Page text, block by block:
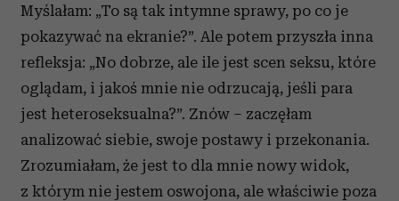
Myślałam: „To są tak intymne sprawy, po co je
pokazywać na ekranie?”. Ale potem przyszła inna
refleksja: „No dobrze, ale ile jest scen seksu, które
oglądam, i jakoś mnie nie odrzucają, jeśli para
jest heteroseksualna?”. Znów – zaczęłam
analizować siebie, swoje postawy i przekonania.
Zrozumiałam, że jest to dla mnie nowy widok,
z którym nie jestem oswojona, ale właściwie poza